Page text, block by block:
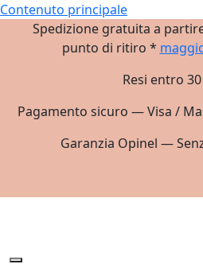
Contenuto principale
Spedizione gratuita a
punto di ritiro *
Resi entro
Pagamento sicuro — Visa /
Garanzia Opinel —